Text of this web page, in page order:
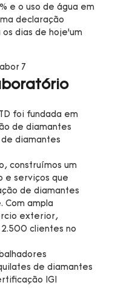
e o uso de água em
declaração
dias de hoje’um
foi fundada em
de diamantes
diamantes
construímos um
e serviços que
de diamantes
Com ampla
exterior,
clientes no
de diamantes
IGI